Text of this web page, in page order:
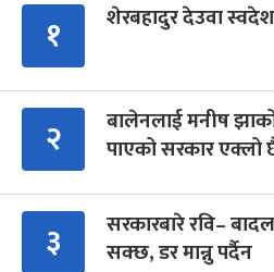
१ शेरबहादुर देउवा
२
बालेनलाई मनीष
पाएको सरकार एक्लो
३
सरकारबारे रवि–
सक्छ, डर मान्नु पर्दैन